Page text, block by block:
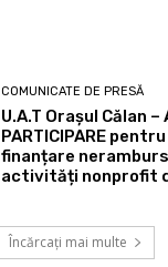
COMUNICATE DE PRESĂ
U.A.T Orașul Călan –
PARTICIPARE
finanțare
activități nonprofit
Încărcați mai multe